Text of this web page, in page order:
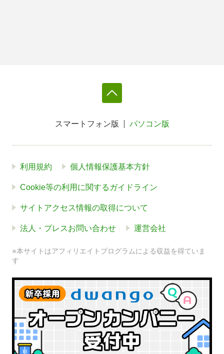
スマートフォン版 パソコン版
利用規約 個人情報保護基本方針
Cookie等の利用に関するガイドライン
サイトアクセス情報の取得について
法人・プレスお問い合わせ 運営会社
※本サイトはアフィリエイトプログラムによる収益を得ていま
す